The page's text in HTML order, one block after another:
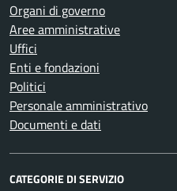
Organi di governo
Aree amministrative
Uffici
Enti e fondazioni
Politici
Personale amministrativo
Documenti e dati
CATEGORIE DI SERVIZIO